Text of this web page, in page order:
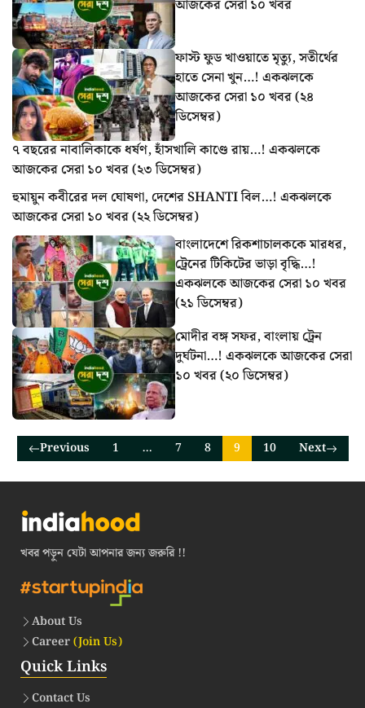
আজকের সেরা ১০ খবর
ফাস্ট ফুড খাওয়াতে মৃত্যু, সতীর্থের
হাতে সেনা খুন…! একঝলকে
আজকের সেরা ১০ খবর (২৪
ডিসেম্বর)
৭ বছরের নাবালিকাকে ধর্ষণ, হাঁসখালি কাণ্ডে রায়…! একঝলকে
আজকের সেরা ১০ খবর (২৩ ডিসেম্বর)
হুমায়ুন কবীরের দল ঘোষণা, দেশের SHANTI বিল…! একঝলকে
আজকের সেরা ১০ খবর (২২ ডিসেম্বর)
বাংলাদেশে রিকশাচালককে মারধর,
ট্রেনের টিকিটের ভাড়া বৃদ্ধি…!
একঝলকে আজকের সেরা ১০ খবর
(২১ ডিসেম্বর)
মোদীর বঙ্গ সফর, বাংলায় ট্রেন
দুর্ঘটনা…! একঝলকে আজকের সেরা
১০ খবর (২০ ডিসেম্বর)
Previous 1 … 7 8 9 10 Next
খবর পড়ুন যেটা আপনার জন্য জরুরি !!
About Us
Career(Join Us)
Quick Links
Contact Us